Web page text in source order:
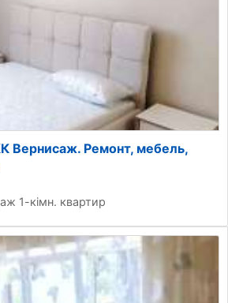
Вернисаж. Ремонт, мебель,
1-кімн. квартир